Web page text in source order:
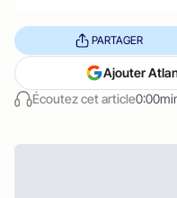
Écoutez cet article
PARTAGER
Ajouter